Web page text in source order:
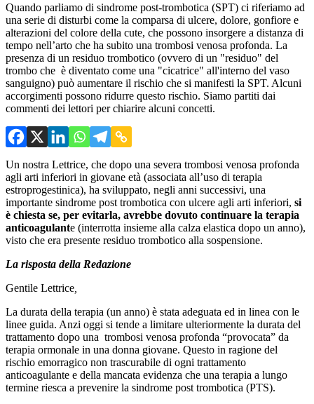
Quando parliamo di sindrome post-trombotica (SPT) ci riferiamo ad
una serie di disturbi come la comparsa di ulcere, dolore, gonfiore e
alterazioni del colore della cute, che possono insorgere a distanza di
tempo nell’arto che ha subito una trombosi venosa profonda. La
presenza di un residuo trombotico (ovvero di un "residuo" del
trombo che è diventato come una "cicatrice" all'interno del vaso
sanguigno) può aumentare il rischio che si manifesti la SPT. Alcuni
accorgimenti possono ridurre questo rischio. Siamo partiti dai
commenti dei lettori per chiarire alcuni concetti.
Un nostra Lettrice, che dopo una severa trombosi venosa profonda
agli arti inferiori in giovane età (associata all’uso di terapia
estroprogestinica), ha sviluppato, negli anni successivi, una
importante sindrome post trombotica con ulcere agli arti inferiori, si
è chiesta se, per evitarla, avrebbe dovuto continuare la terapia
anticoagulante (interrotta insieme alla calza elastica dopo un anno),
visto che era presente residuo trombotico alla sospensione.
La risposta della Redazione
Gentile Lettrice
La durata della terapia (un anno) è stata adeguata ed in linea con le
linee guida. Anzi oggi si tende a limitare ulteriormente la durata del
trattamento dopo una trombosi venosa profonda “provocata” da
terapia ormonale in una donna giovane. Questo in ragione del
rischio emorragico non trascurabile di ogni trattamento
anticoagulante e della mancata evidenza che una terapia a lungo
termine riesca a prevenire la sindrome post trombotica (PTS).